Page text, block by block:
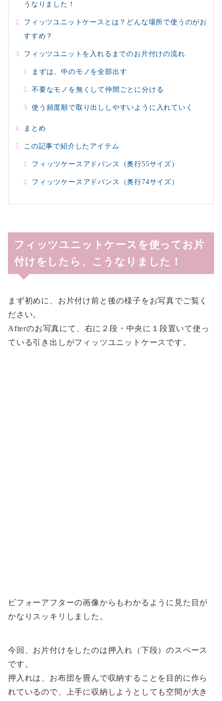
うなりました！
フィッツユニットケースとは？どんな場所で使うのがお
すすめ？
フィッツユニットを入れるまでのお片付けの流れ
まずは、中のモノを全部出す
不要なモノを無くして仲間ごとに分ける
使う頻度順で取り出ししやすいように入れていく
まとめ
この記事で紹介したアイテム
フィッツケースアドバンス（奥行55サイズ）
フィッツケースアドバンス（奥行74サイズ）
フィッツユニットケースを使ってお片
付けをしたら、こうなりました！
まず初めに、お片付け前と後の様子をお写真でご覧く
ださい。
Afterのお写真にて、右に２段・中央に１段置いて使っ
ている引き出しがフィッツユニットケースです。
ビフォーアフターの画像からもわかるように見た目が
かなりスッキリしました。
今回、お片付けをしたのは押入れ（下段）のスペース
です。
押入れは、お布団を畳んで収納することを目的に作ら
れているので、上手に収納しようとしても空間が大き